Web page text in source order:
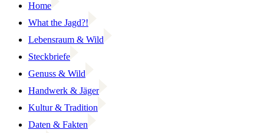
Home
What the Jagd?!
Lebensraum & Wild
Steckbriefe
Genuss & Wild
Handwerk & Jäger
Kultur & Tradition
Daten & Fakten